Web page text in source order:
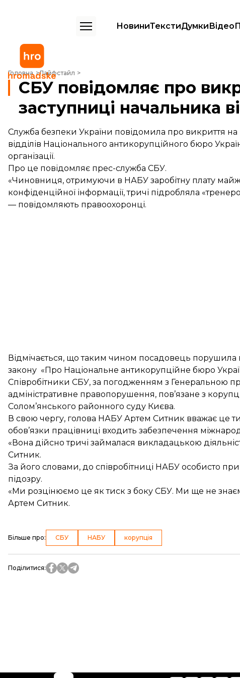
НовиниТекстиДумкиВідео
Головна Лайфстайл
СБУ повідомляє про викриття на корупції заступниці начальника відділу
СБУ повідомляє про
заступниці начальника
Служба безпеки України повідомила про викриття на
відділів Національного антикорупційного бюро
організації.
Про це повідомляє прес-служба СБУ.
«Чиновниця, отримуючи в НАБУ заробітну плату
конфіденційної інформації, тричі підробляла
— повідомляють правоохоронці.
Відмічається, що таким чином посадовець порушила
закону «Про Національне антикорупційне бюро
Співробітники СБУ, за погодженням з Генеральною
адміністративне правопорушення, пов’язане з
Солом’янського районного суду Києва.
В свою чергу, голова НАБУ Артем Ситник вважає це
обов’язки працівниці входить забезпечення
«Вона дійсно тричі займалася викладацькою
Ситник.
За його словами, до співробітниці НАБУ особисто
підозру.
«Ми розцінюємо це як тиск з боку СБУ. Ми ще не
Артем Ситник.
Більше про: СБУ НАБУ корупція
Поділитися: